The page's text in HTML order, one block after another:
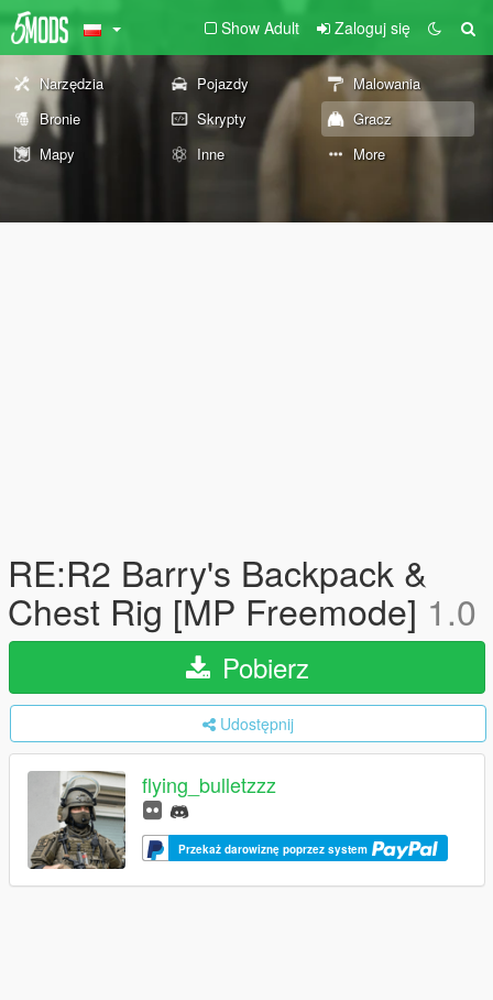
Show Adult Zaloguj się
Narzędzia Pojazdy
Malowania
Bronie
Skrypty
Gracz
Mapy
Inne More
RE:R2 Barry's Backpack &
Chest Rig [MP Freemode] 1.0
Pobierz
Udostępnij
flying_bulletzzz
Przekaż darowiznę poprzez system